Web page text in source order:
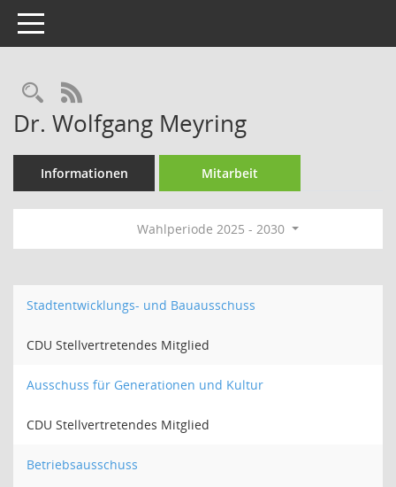
Toggle navigation
Rechercheauswahl
RSS-Feed
Dr. Wolfgang Meyring
Informationen Mitarbeit
Wahlperiode 2025 - 2030
Stadtentwicklungs- und Bauausschuss
CDU Stellvertretendes Mitglied
Ausschuss für Generationen und Kultur
CDU Stellvertretendes Mitglied
Betriebsausschuss